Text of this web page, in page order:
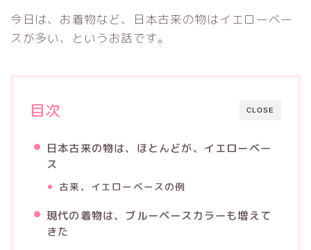
今日は、お着物など、日本古来の物はイエローベー
スが多い、というお話です。
CLOSE
目次
日本古来の物は、ほとんどが、イエローベー
ス
古来、イエローベースの例
現代の着物は、ブルーベースカラーも増えて
きた